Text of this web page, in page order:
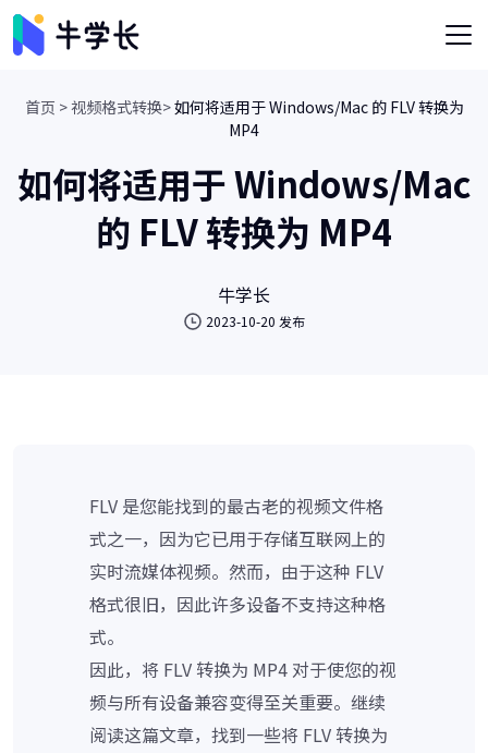
首页 >视频格式转换>如何将适用于 Windows/Mac 的 FLV 转换为
MP4
如何将适用于 Windows/Mac
的 FLV 转换为 MP4
牛学长
2023-10-20 发布
FLV 是您能找到的最古老的视频文件格
式之一，因为它已用于存储互联网上的
实时流媒体视频。然而，由于这种 FLV
格式很旧，因此许多设备不支持这种格
式。
因此，将 FLV 转换为 MP4 对于使您的视
频与所有设备兼容变得至关重要。继续
阅读这篇文章，找到一些将 FLV 转换为